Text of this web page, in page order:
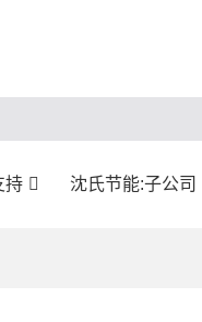
持 沈氏节能:子公司